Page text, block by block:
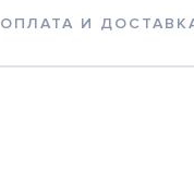
ОПЛАТА И